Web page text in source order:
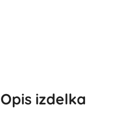
Opis izdelka